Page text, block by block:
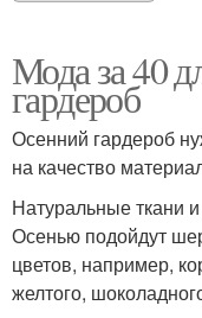
Мода за 40
гардероб
Осенний гардероб
на качество
Натуральные ткани
Осенью подойдут
цветов, например,
желтого,